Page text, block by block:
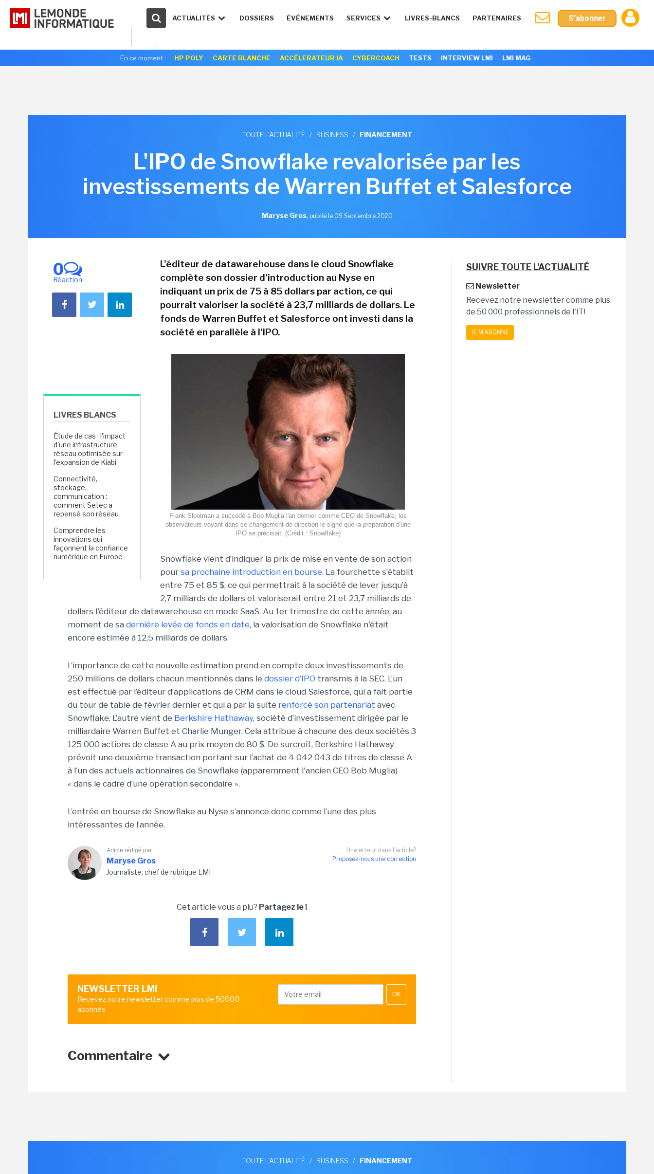
ACTUALITÉS DOSSIERS ÉVÉNEMENTS SERVICES LIVRES-BLANCS PARTENAIRES S'abonner
En ce moment : HP POLY CARTE BLANCHE ACCÉLERATEUR IA CYBERCOACH TESTS INTERVIEW LMI LMI MAG
TOUTE L'ACTUALITÉ / BUSINESS / FINANCEMENT
L'IPO de Snowflake revalorisée par les
investissements de Warren Buffet et Salesforce
Maryse Gros, publié le 09 Septembre 2020
0
Réaction
LIVRES BLANCS
Étude de cas : l'impact
d'une infrastructure
réseau optimisée sur
l'expansion de Kiabi
Connectivité,
stockage,
communication :
comment Setec a
repensé son réseau
Comprendre les
innovations qui
façonnent la confiance
numérique en Europe
L'éditeur de datawarehouse dans le cloud Snowflake
complète son dossier d'introduction au Nyse en
indiquant un prix de 75 à 85 dollars par action, ce qui
pourrait valoriser la société à 23,7 milliards de dollars. Le
fonds de Warren Buffet et Salesforce ont investi dans la
société en parallèle à l'IPO.
Frank Slootman a succédé à Bob Muglia l'an dernier comme CEO de Snowflake, les
observateurs voyant dans ce changement de direction le signe que la préparation d'une
IPO se précisait. (Crédit : Snowflake)
Snowflake vient d’indiquer la prix de mise en vente de son action
pour sa prochaine introduction en bourse. La fourchette s’établit
entre 75 et 85 $, ce qui permettrait à la société de lever jusqu’à
2,7 milliards de dollars et valoriserait entre 21 et 23,7 milliards de
dollars l'éditeur de datawarehouse en mode SaaS. Au 1er trimestre de cette année, au
moment de sa dernière levée de fonds en date, la valorisation de Snowflake n'était
encore estimée à 12,5 milliards de dollars.
L’importance de cette nouvelle estimation prend en compte deux investissements de
250 millions de dollars chacun mentionnés dans le dossier d’IPO transmis à la SEC. L’un
est effectué par l’éditeur d’applications de CRM dans le cloud Salesforce, qui a fait partie
du tour de table de février dernier et qui a par la suite renforcé son partenariat avec
Snowflake. L’autre vient de Berkshire Hathaway, société d’investissement dirigée par le
milliardaire Warren Buffet et Charlie Munger. Cela attribue à chacune des deux sociétés 3
125 000 actions de classe A au prix moyen de 80 $. De surcroît, Berkshire Hathaway
prévoit une deuxième transaction portant sur l’achat de 4 042 043 de titres de classe A
à l’un des actuels actionnaires de Snowflake (apparemment l'ancien CEO Bob Muglia)
« dans le cadre d’une opération secondaire ».
L’entrée en bourse de Snowflake au Nyse s’annonce donc comme l’une des plus
intéressantes de l’année.
Une erreur dans l'article?
Proposez-nous une correction
Article rédigé par
Maryse Gros
Journaliste, chef de rubrique LMI
Cet article vous a plu? Partagez le !
NEWSLETTER LMI
Recevez notre newsletter comme plus de 50000
abonnés
OK
Commentaire
SUIVRE TOUTE L'ACTUALITÉ
Newsletter
Recevez notre newsletter comme plus
de 50 000 professionnels de l'IT!
JE M'ABONNE
TOUTE L'ACTUALITÉ / BUSINESS / FINANCEMENT